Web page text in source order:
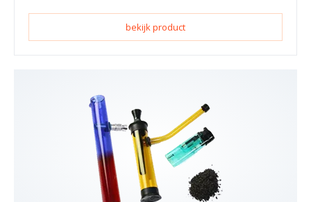
bekijk product